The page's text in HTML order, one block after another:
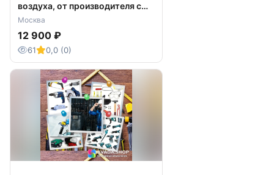
воздуха, от производителя с
доставкой.
Москва
12 900 ₽
61 0,0 (0)